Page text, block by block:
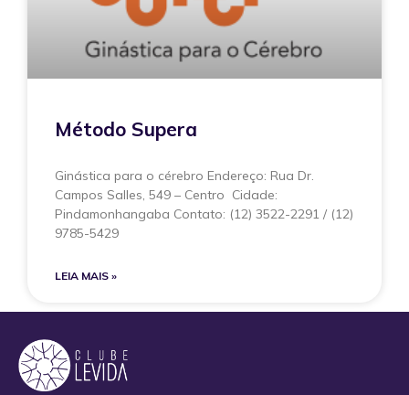
Método Supera
Ginástica para o cérebro Endereço: Rua Dr.
Campos Salles, 549 – Centro Cidade:
Pindamonhangaba Contato: (12) 3522-2291 / (12)
9785-5429
LEIA MAIS »